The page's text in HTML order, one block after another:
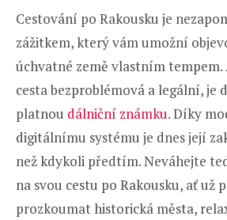
Cestování po Rakousku je
zážitkem, který vám umožní
úchvatné země vlastním tempem.
cesta bezproblémová a legální, je
platnou dálniční známku. Díky
digitálnímu systému je dnes její
než kdykoli předtím. Neváhejte
na svou cestu po Rakousku, ať už
prozkoumat historická města,